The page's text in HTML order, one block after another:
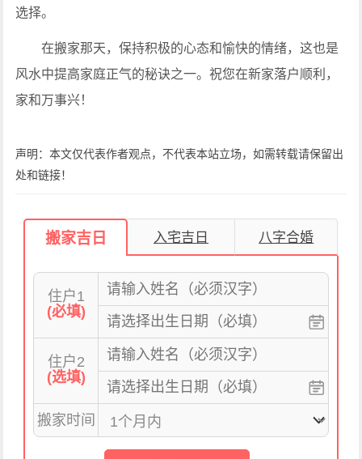
选择。
在搬家那天，保持积极的心态和愉快的情绪，这也是
风水中提高家庭正气的秘诀之一。祝您在新家落户顺利，
家和万事兴！
声明：本文仅代表作者观点，不代表本站立场，如需转载请保留出
处和链接！
搬家吉日 入宅吉日 八字合婚
住户1
(必填)
住户2
(选填)
搬家时间